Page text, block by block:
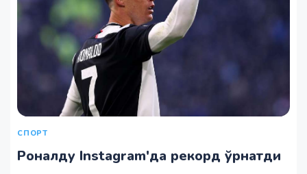
СПОРТ
Роналду Instagram'да рекорд ўрнатди